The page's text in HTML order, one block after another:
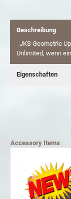
Beschreibung
JKS Geometrie
Unlimited, wenn
Eigenschaften
Accessory Items